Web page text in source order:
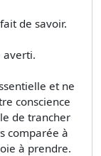
de savoir.
averti.
et ne
conscience
de trancher
comparée à
à prendre.